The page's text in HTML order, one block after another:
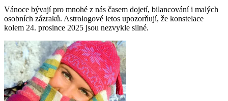
Vánoce bývají pro mnohé z nás časem dojetí, bilancování i malých
osobních zázraků. Astrologové letos upozorňují, že konstelace
kolem 24. prosince 2025 jsou nezvykle silné.